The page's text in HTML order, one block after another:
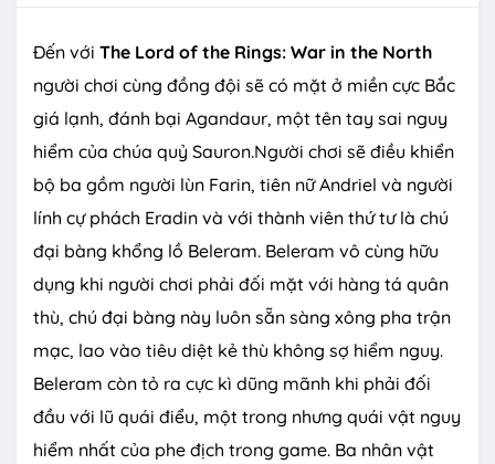
Đến với The Lord of the Rings: War in the North
người chơi cùng đồng đội sẽ có mặt ở miền cực Bắc
giá lạnh, đánh bại Agandaur, một tên tay sai nguy
hiểm của chúa quỷ Sauron.Người chơi sẽ điều khiển
bộ ba gồm người lùn Farin, tiên nữ Andriel và người
lính cự phách Eradin và với thành viên thứ tư là chú
đại bàng khổng lồ Beleram. Beleram vô cùng hữu
dụng khi người chơi phải đối mặt với hàng tá quân
thù, chú đại bàng này luôn sẵn sàng xông pha trận
mạc, lao vào tiêu diệt kẻ thù không sợ hiểm nguy.
Beleram còn tỏ ra cực kì dũng mãnh khi phải đối
đầu với lũ quái điểu, một trong nhưng quái vật nguy
hiểm nhất của phe địch trong game. Ba nhân vật